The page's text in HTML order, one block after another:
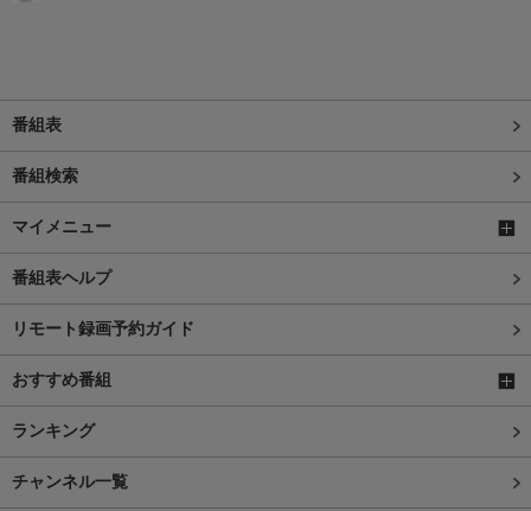
番組表
番組検索
マイメニュー
番組表ヘルプ
リモート録画予約ガイド
おすすめ番組
ランキング
チャンネル一覧